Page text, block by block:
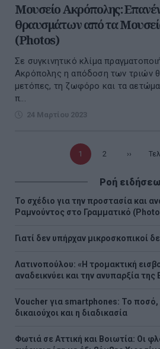
Μουσείο Ακρόπολης:
θραυσμάτων από τα
(Photos)
Σε συγκινητικό κλίμα
Ακρόπολης η απόδοση των τριών
μετόπες, τη ζωφόρο και τα
π...
24 Μαρτίου 2023
Τρέχουσα
1 Σελίδα
2 Επόμενη
››
Ροή
Το σχέδιο για την προστασία και
Ραμνούντος στο Γραμματικό
Γιατί δεν υπήρχαν μικροσκοπικοί
Λατινοπούλου: «Η τρομακτική
αναδεικνύει και την ανυπαρξία της
Voucher για smartphones: Το ποσό,
δικαιούχοι και η διαδικασία
Φωτιά σε Αττική και Βοιωτία: Οι